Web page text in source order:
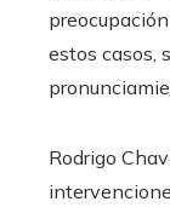
estos casos,
Rodrigo